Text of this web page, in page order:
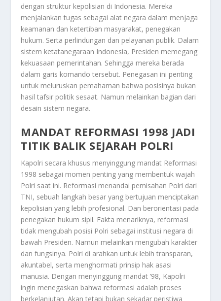
dengan struktur kepolisian di Indonesia. Mereka
menjalankan tugas sebagai alat negara dalam menjaga
keamanan dan ketertiban masyarakat, penegakan
hukum. Serta perlindungan dan pelayanan publik. Dalam
sistem ketatanegaraan Indonesia, Presiden memegang
kekuasaan pemerintahan. Sehingga mereka berada
dalam garis komando tersebut. Penegasan ini penting
untuk meluruskan pemahaman bahwa posisinya bukan
hasil tafsir politik sesaat. Namun melainkan bagian dari
desain sistem negara.
MANDAT REFORMASI 1998 JADI
TITIK BALIK SEJARAH POLRI
Kapolri secara khusus menyinggung mandat Reformasi
1998 sebagai momen penting yang membentuk wajah
Polri saat ini. Reformasi menandai pemisahan Polri dari
TNI, sebuah langkah besar yang bertujuan menciptakan
kepolisian yang lebih profesional. Dan berorientasi pada
penegakan hukum sipil. Fakta menariknya, reformasi
tidak mengubah posisi Polri sebagai institusi negara di
bawah Presiden. Namun melainkan mengubah karakter
dan fungsinya. Polri di arahkan untuk lebih transparan,
akuntabel, serta menghormati prinsip hak asasi
manusia. Dengan menyinggung mandat ’98, Kapolri
ingin menegaskan bahwa reformasi adalah proses
berkelanjutan. Akan tetapi bukan sekadar peristiwa